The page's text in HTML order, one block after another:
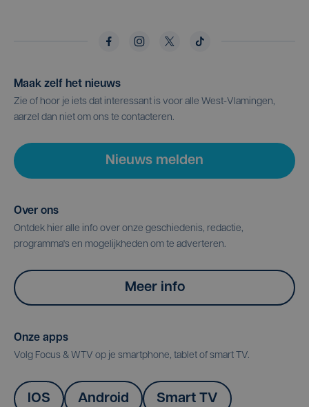
Maak zelf het nieuws
Zie of hoor je iets dat interessant is voor alle West-Vlamingen,
aarzel dan niet om ons te contacteren.
Nieuws melden
Over ons
Ontdek hier alle info over onze geschiedenis, redactie,
programma's en mogelijkheden om te adverteren.
Meer info
Onze apps
Volg Focus & WTV op je smartphone, tablet of smart TV.
IOS Android Smart TV